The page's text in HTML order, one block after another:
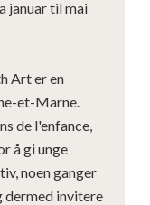
januar til mai
Art er en
et-Marne.
de l'enfance,
å gi unge
noen ganger
dermed invitere